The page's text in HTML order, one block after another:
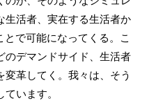
生活者、実在する生活者か
で可能になってくる。こ
のデマンドサイド、生活者
革してく。我々は、そう
います。